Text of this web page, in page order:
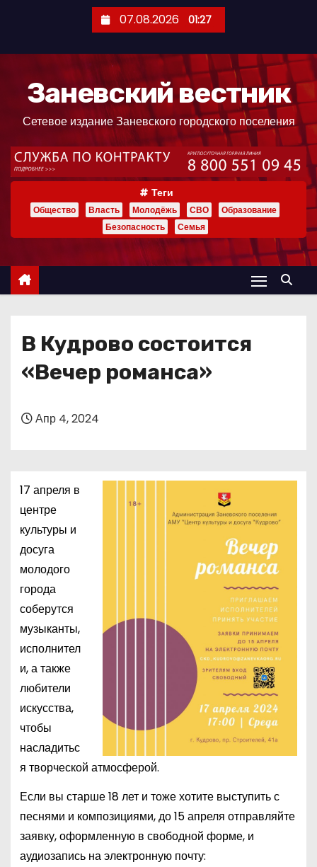
ж
07.08.2026 01:27
Заневский вестник
Сетевое издание Заневского городского поселения
Теги
Общество Власть Молодёжь СВО
Образование
Безопасность
Семья
В Кудрово состоится
«Вечер романса»
Апр 4, 2024
17 апреля в
центре
культуры и
досуга
молодого
города
соберутся
музыканты,
исполнител
и, а также
любители
искусства,
чтобы
насладитьс
я творческой атмосферой.
Если вы старше 18 лет и тоже хотите выступить с
песнями и композициями, до 15 апреля отправляйте
заявку, оформленную в свободной форме, и
аудиозапись на электронную почту: